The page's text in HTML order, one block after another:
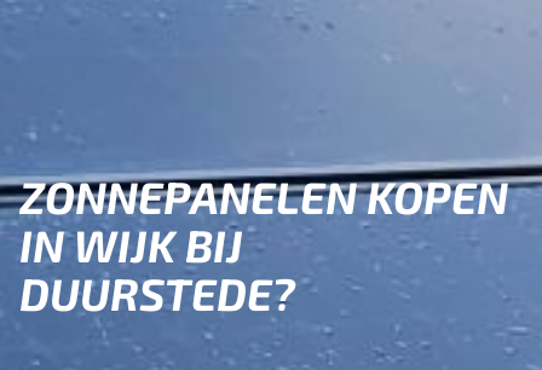
ZONNEPANELEN KOPEN
IN WIJK BIJ
DUURSTEDE?